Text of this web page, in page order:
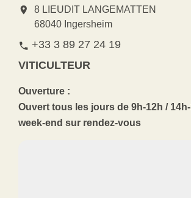
location_on
8 LIEUDIT LANGEMATTEN
68040 Ingersheim
phone +33 3 89 27 24 19
VITICULTEUR
Ouverture :
Ouvert tous les jours de 9h-12h /
week-end sur rendez-vous